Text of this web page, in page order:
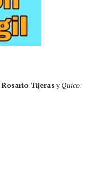
Rosario Tijeras y Quico: